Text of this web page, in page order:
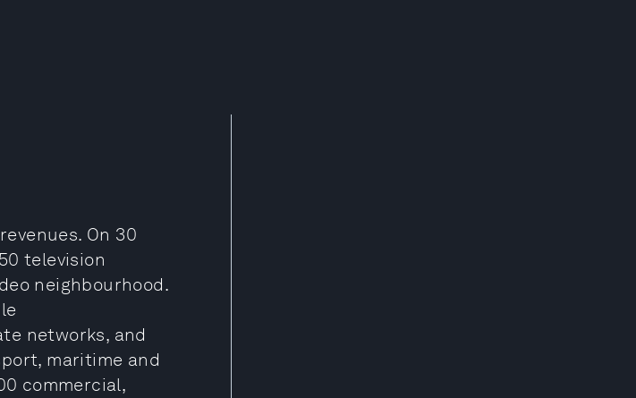
On 30
television
neighbourhood.
networks, and
maritime and
commercial,